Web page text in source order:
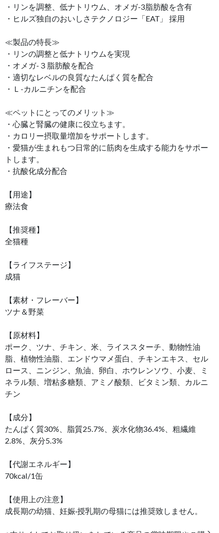
・リンを調整、低ナトリウム、オメガ-3脂肪酸を含有
・ヒルズ独自のおいしさテクノロジー「EAT」 採用
≪製品の特長≫
・リンの調整と低ナトリウムを実現
・オメガ‐３脂肪酸を配合
・適切なレベルの良質なたんぱく質を配合
・Ｌ-カルニチンを配合
≪ペットにとってのメリット≫
・心臓と腎臓の健康に役立ちます。
・カロリー摂取量増加をサポートします。
・愛猫が生まれもつ日常的に筋肉を生成する能力をサポー
トします。
・抗酸化成分配合
【用途】
療法食
【推奨種】
全猫種
【ライフステージ】
成猫
【素材・フレーバー】
ツナ＆野菜
【原材料】
ポーク、ツナ、チキン、米、ライススターチ、動物性油
脂、植物性油脂、エンドウマメ蛋白、チキンエキス、セル
ロース、ニンジン、魚油、卵白、ホウレンソウ、小麦、ミ
ネラル類、増粘多糖類、アミノ酸類、ビタミン類、カルニ
チン
【成分】
たんぱく質30%、脂質25.7%、炭水化物36.4%、粗繊維
2.8%、灰分5.3%
【代謝エネルギー】
70kcal/1缶
【使用上の注意】
成長期の幼猫、妊娠·授乳期の母猫には推奨致しません。